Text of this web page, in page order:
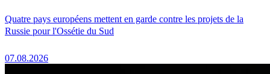
Quatre pays européens mettent en garde contre les projets de la
Russie pour l'Ossétie du Sud
07.08.2026